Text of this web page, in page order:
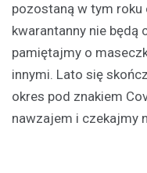
pozostaną w tym
kwarantanny nie będą
pamiętajmy o
innymi. Lato się
okres pod znakiem
nawzajem i czekajmy